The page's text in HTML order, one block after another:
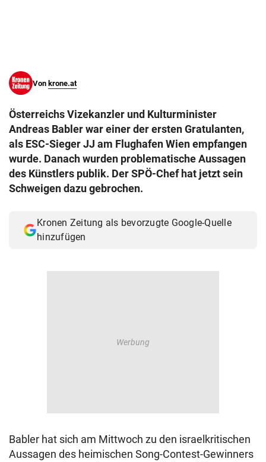
Von krone.at
Österreichs Vizekanzler und Kulturminister
Andreas Babler war einer der ersten Gratulanten,
als ESC-Sieger JJ am Flughafen Wien empfangen
wurde. Danach wurden problematische Aussagen
des Künstlers publik. Der SPÖ-Chef hat jetzt sein
Schweigen dazu gebrochen.
Kronen Zeitung als bevorzugte Google-Quelle
hinzufügen
Babler hat sich am Mittwoch zu den israelkritischen
Aussagen des heimischen Song-Contest-Gewinners